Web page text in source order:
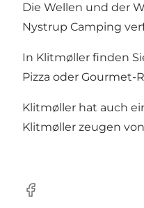
Die Wellen und der
Nystrup Camping
In Klitmøller finden
Pizza oder Gourmet-
Klitmøller hat auch
Klitmøller zeugen
Facebook